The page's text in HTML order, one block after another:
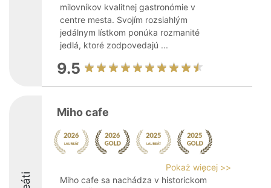
milovníkov kvalitnej gastronómie v
centre mesta. Svojím rozsiahlým
jedálnym lístkom ponúka rozmanité
jedlá, ktoré zodpovedajú ...
9.5
Miho cafe
Pokaż więcej >>
Miho cafe sa nachádza v historickom